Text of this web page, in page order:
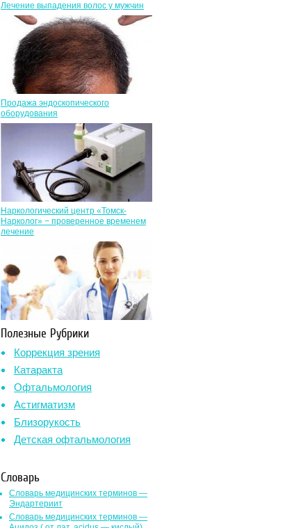
Лечение выпадения волос у мужчин
Продажа эндоскопического
оборудования
Наркологический центр «Томск-
Нарколог» − проверенное временем
лечение
Полезные Рубрики
Коррекция зрения
Катаракта
Офтальмология
Астигматизм
Близорукость
Детская офтальмология
Словарь
Словарь медицинских терминов —
Эндартериит
Словарь медицинских терминов —